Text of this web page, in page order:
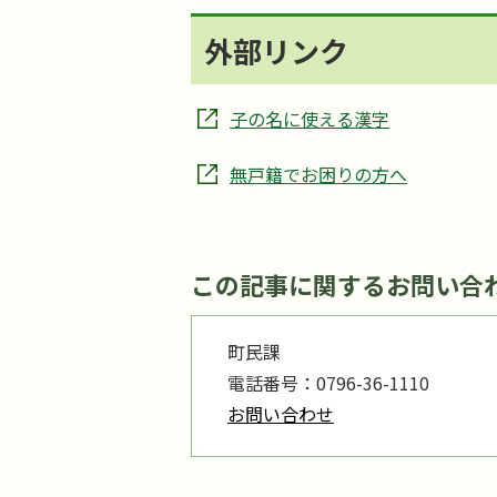
外部リンク
子の名に使える漢字
無戸籍でお困りの方へ
この記事に関するお問い合
町民課
電話番号：0796-36-1110
お問い合わせ